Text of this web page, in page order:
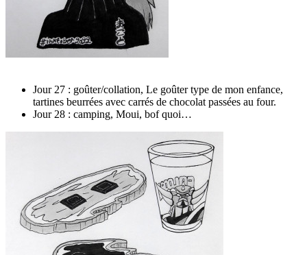
Jour 27 : goûter/collation, Le goûter type de mon enfance,
tartines beurrées avec carrés de chocolat passées au four.
Jour 28 : camping, Moui, bof quoi…